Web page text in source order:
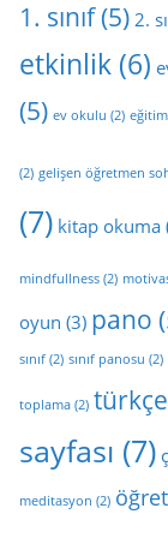
1. sınıf(5) 2.
etkinlik (6)
(5) ev okulu (2) eğitim
(2) gelişen öğretmen
(7) kitap okuma
mindfullness (2)
oyun (3) pano
sınıf (2) sınıf panosu (2)
toplama (2) türkçe
sayfası (7)
meditasyon (2)